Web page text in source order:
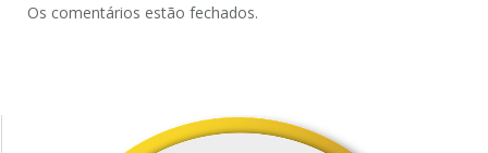
Os comentários estão fechados.